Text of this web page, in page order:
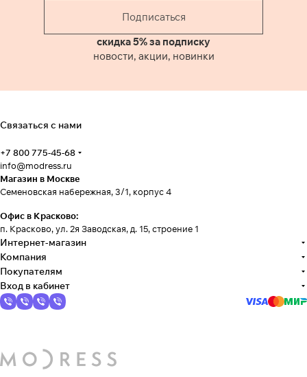
Подписаться
скидка 5% за подписку
новости, акции, новинки
Связаться с нами
+7 800 775-45-68
info@modress.ru
Магазин в Москве
Семеновская набережная, 3/1, корпус 4
Офис в Красково:
п. Красково, ул. 2я Заводская, д. 15, строение 1
Интернет-магазин
Компания
Покупателям
Вход в кабинет